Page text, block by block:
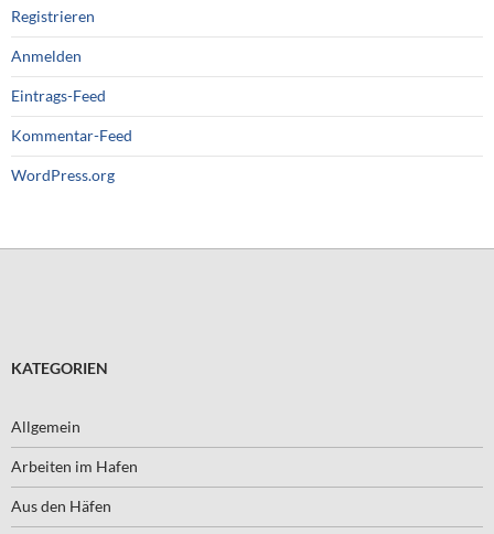
Registrieren
Anmelden
Eintrags-Feed
Kommentar-Feed
WordPress.org
KATEGORIEN
Allgemein
Arbeiten im Hafen
Aus den Häfen